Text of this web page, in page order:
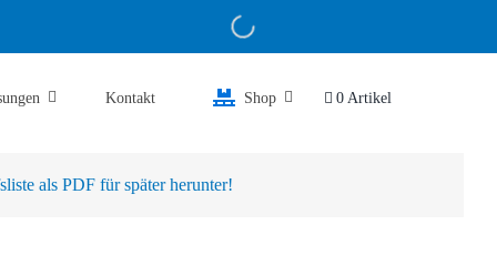
Kontakt Shop 0 Artikel
als PDF für später herunter!